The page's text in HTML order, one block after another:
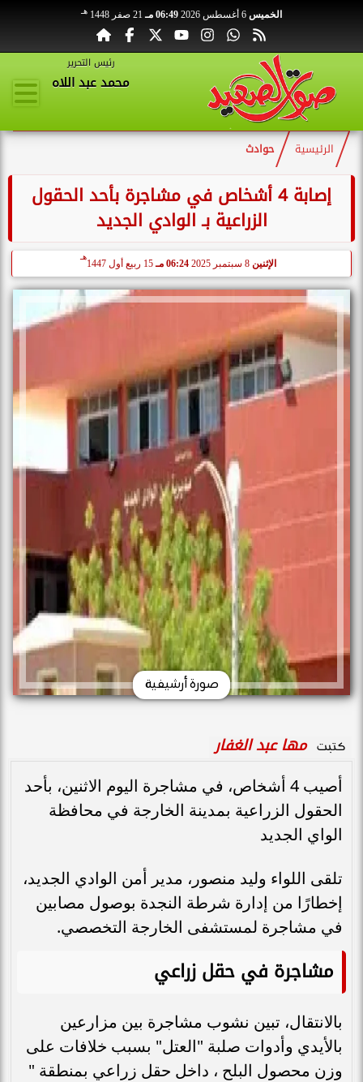
الخميس 06:49 مـ 21 صفر 1448 هـ
رئيس التحرير
محمد عبد اللاه
الرئيسية حوادث
إصابة 4 أشخاص في مشاجرة بأحد الحقول
الزراعية بـ الوادي الجديد
الإثنين 06:24 مـ 15 ربيع أول 1447
هـ
صورة أرشيفية
كتبت مها عبد الغفار
أصيب 4 أشخاص، في مشاجرة اليوم الاثنين، بأحد
الحقول الزراعية بمدينة الخارجة في محافظة
الواي الجديد
تلقى اللواء وليد منصور، مدير أمن الوادي الجديد،
إخطارًا من إدارة شرطة النجدة بوصول مصابين
في مشاجرة لمستشفى الخارجة التخصصي.
مشاجرة في حقل زراعي
بالانتقال، تبين نشوب مشاجرة بين مزارعين
بالأيدي وأدوات صلبة "العتل" بسبب خلافات على
وزن محصول البلح ، داخل حقل زراعي بمنطقة "